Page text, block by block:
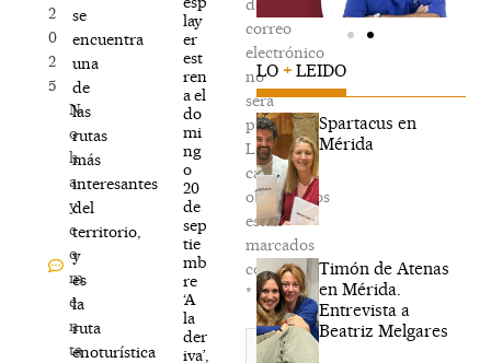
2
0
2
5
N
o
h
a
y
c
o
m
e
n
ta
se
encuentra
una
de
las
rutas
más
interesantes
del
territorio,
y
es
la
ruta
enoturística
lay
er
est
ren
a el
do
mi
ng
o
20
de
sep
tie
mb
re
‘A
la
der
iva’,
de
correo
electrónico
no
será
publicada.
Los
campos
obligatorios
están
marcados
con
*
Escribe
LO + LEIDO
Spartacus en
Mérida
Timón de Atenas
en Mérida.
Entrevista a
Beatriz Melgares